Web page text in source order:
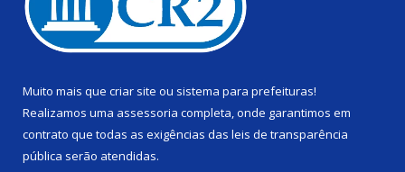
Muito mais que criar site ou sistema para prefeituras!
Realizamos uma assessoria completa, onde garantimos em
contrato que todas as exigências das leis de transparência
pública serão atendidas.